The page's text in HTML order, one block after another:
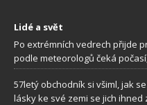
Lidé a svět
Po extrémních vedrech přijde
podle meteorologů čeká
57letý obchodník si všiml, jak
lásky ke své zemi se jich ihned